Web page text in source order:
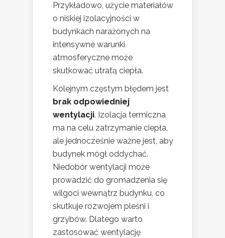
Przykładowo, użycie materiałów
o niskiej izolacyjności w
budynkach narażonych na
intensywne warunki
atmosferyczne może
skutkować utratą ciepła.
Kolejnym częstym błędem jest
brak odpowiedniej
wentylacji. Izolacja termiczna
ma na celu zatrzymanie ciepła,
ale jednocześnie ważne jest, aby
budynek mógł oddychać.
Niedobór wentylacji może
prowadzić do gromadzenia się
wilgoci wewnątrz budynku, co
skutkuje rozwojem pleśni i
grzybów. Dlatego warto
zastosować wentylację